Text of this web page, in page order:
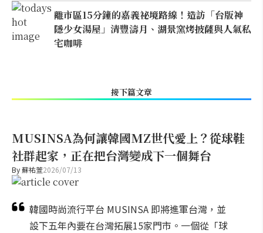
離市區15分鐘的嘉義祕境路線！造訪「台版神
隱少女湯屋」清豐濤月、湖景窯烤披薩與人氣私
宅咖啡
接下篇文章
MUSINSA為何讓韓國MZ世代愛上？從球鞋
社群起家，正在把台灣變成下一個舞台
By蘇祐萱2026/07/13
韓國時尚流行平台 MUSINSA 即將進軍台灣，並
設下五年內要在台灣拓展15家門市。一個從「球